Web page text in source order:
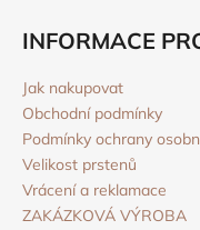
INFORMACE
Jak nakupovat
Obchodní podmínky
Podmínky ochrany
Velikost prstenů
Vrácení a reklamace
ZAKÁZKOVÁ VÝROBA